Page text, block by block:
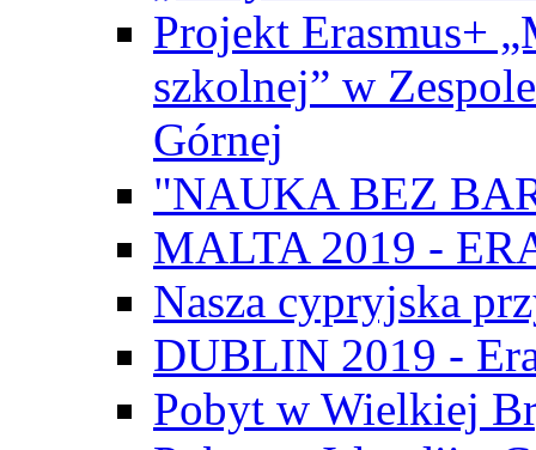
Projekt Erasmus+
szkolnej” w
Górnej
"NAUKA BEZ
MALTA 2019 -
Nasza cypryjska
DUBLIN 2019 -
Pobyt w Wielkiej